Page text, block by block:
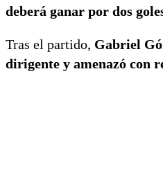
deberá ganar por dos
Tras el partido, Gabriel
dirigente y amenazó con